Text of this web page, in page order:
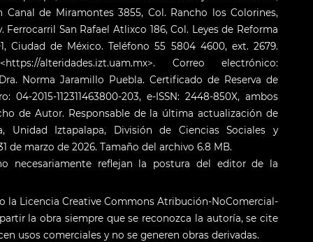
de Miramontes 3855, Col. Rancho los Colorines,
Ferrocarril San Rafael Atlixco 186, Col. Leyes de Reforma
Ciudad de México. Teléfono 55 5804 4600, ext. 2679.
alteridades.izt.uam.mx>. Correo electrónico:
Norma Jaramillo Puebla. Certificado de Reserva de
2015-112311463800-203, e-ISSN: 2448-850X, ambos
de Autor. Responsable de la última actualización de
Unidad Iztapalapa, División de Ciencias Sociales y
de marzo de 2026. Tamaño del archivo 6.8 MB.
necesariamente reflejan la postura del editor de la
la Licencia Creative Commons Atribución-NoComercial-
la obra siempre que se reconozca la autoría, se cite
usos comerciales y no se generen obras derivadas.